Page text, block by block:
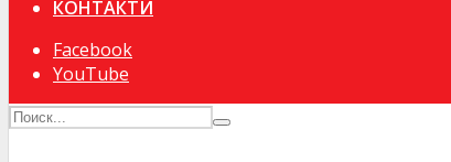
КОНТАКТИ
Facebook
YouTube